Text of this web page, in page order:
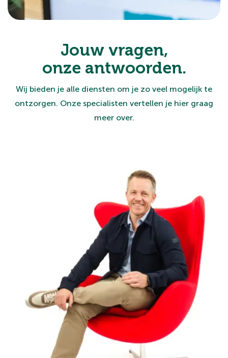
Jouw vragen,
onze antwoorden.
Wij bieden je alle diensten om je zo veel mogelijk te
ontzorgen. Onze specialisten vertellen je hier graag
meer over.